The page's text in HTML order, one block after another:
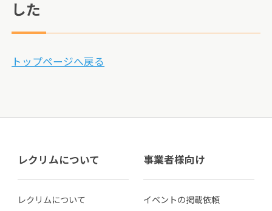
した
トップページへ戻る
レクリムについて
レクリムについて
事業者様向け
イベントの掲載依頼